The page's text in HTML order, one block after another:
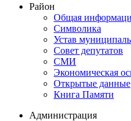
Район
Общая
Символика
Устав
Совет депутатов
СМИ
Экономическая
Открытые данные
Книга Памяти
Администрация